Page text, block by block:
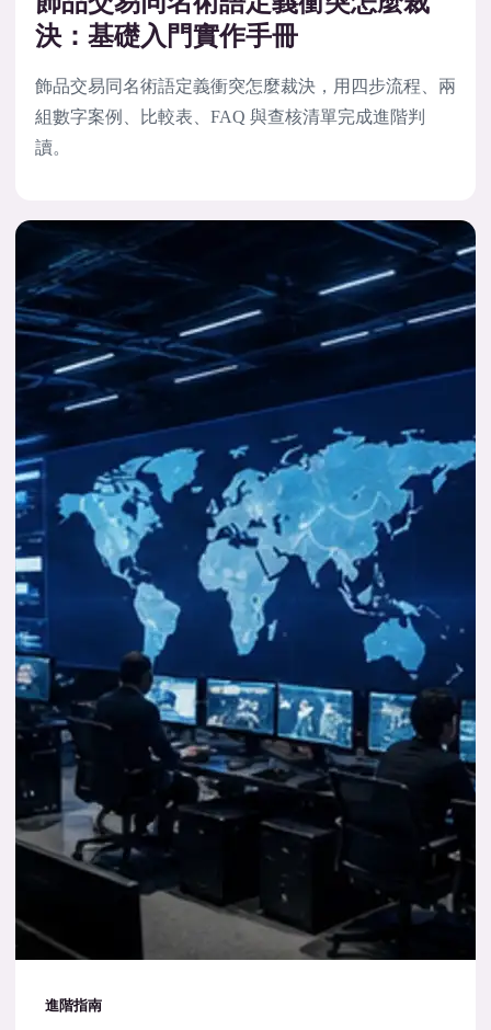
決：基礎入門實作手冊
飾品交易同名術語定義衝突怎麼裁決，用四步流程、兩
組數字案例、比較表、FAQ 與查核清單完成進階判
讀。
進階指南